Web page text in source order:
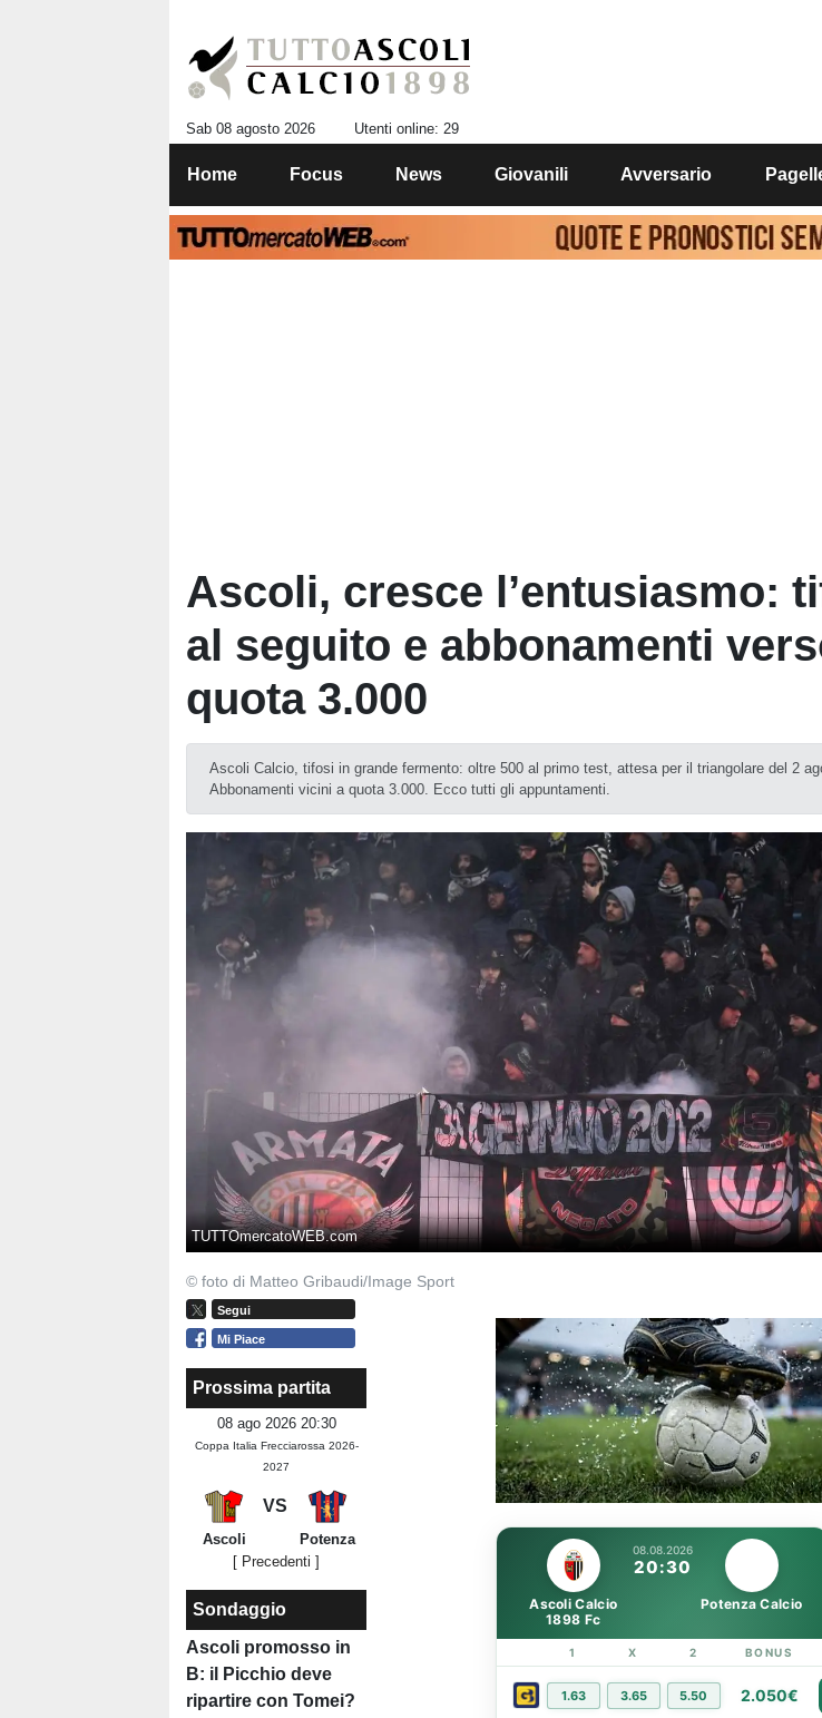
Sab 08 agosto 2026 Utenti online: 29
Home Focus News Giovanili Avversario
Ascoli, cresce l’entusiasmo:
al seguito e abbonamenti
quota 3.000
Ascoli Calcio, tifosi in grande fermento: oltre 500 al primo test, attesa per il triangolare del 2
Abbonamenti vicini a quota 3.000. Ecco tutti gli appuntamenti.
TUTTOmercatoWEB.com
© foto di Matteo Gribaudi/Image Sport
Segui
Mi Piace
Prossima partita
08 ago 2026 20:30
Coppa Italia Frecciarossa 2026-
2027
VS
Ascoli
Potenza
[ Precedenti ]
Sondaggio
Ascoli promosso in
B: il Picchio deve
ripartire con Tomei?
Unmute
Loaded:
100.00%
08.08.2026
20:30
Ascoli Calcio
1898 Fc
Potenza Calcio
1 X 2 BONUS
1.63 3.65 5.50 2.050€